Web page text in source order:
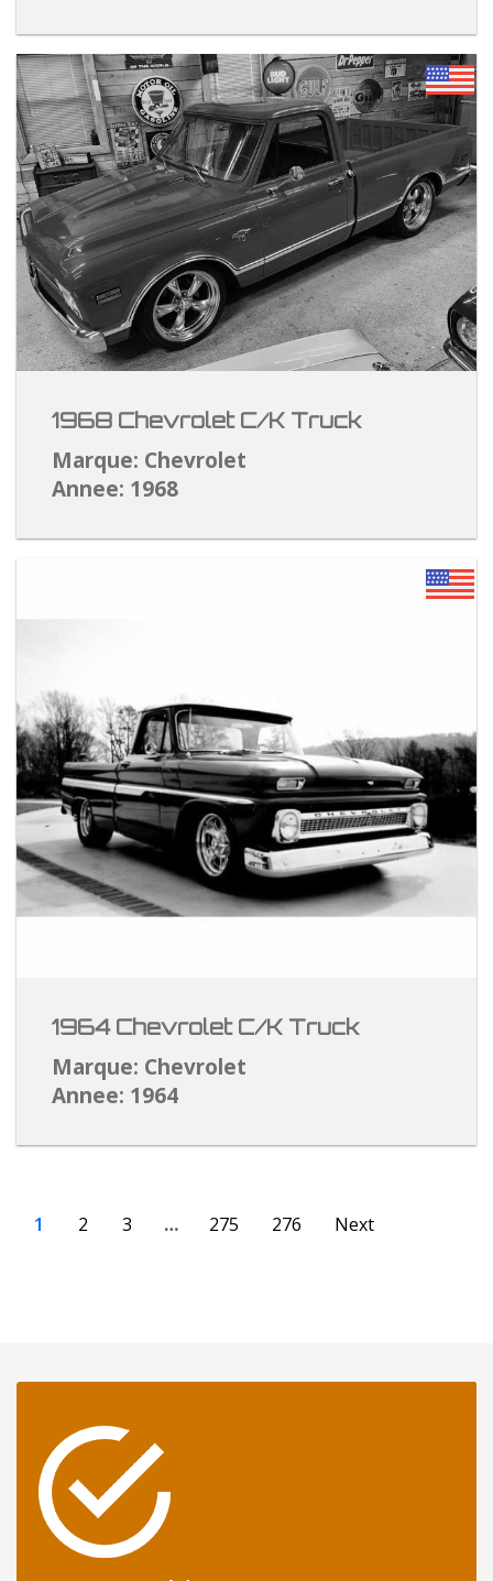
1968 Chevrolet C/K Truck
Marque: Chevrolet
Annee: 1968
1964 Chevrolet C/K Truck
Marque: Chevrolet
Annee: 1964
1 2 3 … 275 276 Next